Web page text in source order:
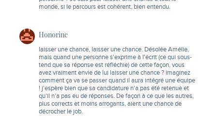
monde, si le parcours est cohérent, bien entendu.
Honorine
laisser une chance, laisser une chance. Désolée Amélie,
mais quand une personne s'exprime à l'écrit (ce qui sous-
tend que sa réponse est réfléchie) de cette façon, vous
avez vraiment envie de lui laisser une chance ? imaginez
comment ça va se passer quand il aura intégré une équipe
! j'espère bien que sa candidature n'a pas été retenue et
qu'il n'a pas eu de réponses. De façon à ce que les autres,
plus corrects et moins arrogants, aient une chance de
décrocher le job.